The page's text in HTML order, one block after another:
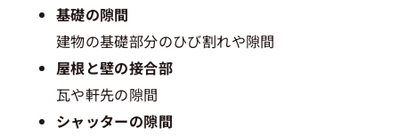
基礎の隙間
建物の基礎部分のひび割れや隙間
屋根と壁の接合部
瓦や軒先の隙間
シャッターの隙間